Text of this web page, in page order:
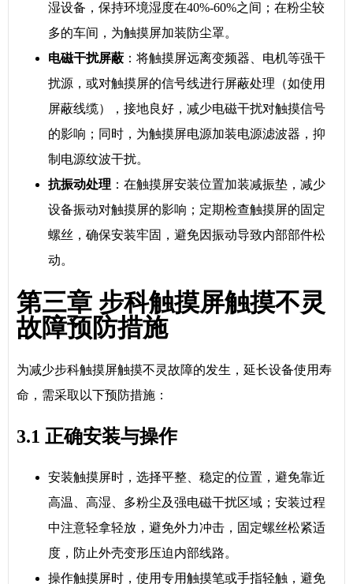
湿设备，保持环境湿度在40%-60%之间；在粉尘较
多的车间，为触摸屏加装防尘罩。
电磁干扰屏蔽 ：将触摸屏远离变频器、电机等强干
扰源，或对触摸屏的信号线进行屏蔽处理（如使用
屏蔽线缆），接地良好，减少电磁干扰对触摸信号
的影响；同时，为触摸屏电源加装电源滤波器，抑
制电源纹波干扰。
抗振动处理 ：在触摸屏安装位置加装减振垫，减少
设备振动对触摸屏的影响；定期检查触摸屏的固定
螺丝，确保安装牢固，避免因振动导致内部部件松
动。
第三章 步科触摸屏触摸不灵
故障预防措施
为减少步科触摸屏触摸不灵故障的发生，延长设备使用寿
命，需采取以下预防措施：
3.1 正确安装与操作
安装触摸屏时，选择平整、稳定的位置，避免靠近
高温、高湿、多粉尘及强电磁干扰区域；安装过程
中注意轻拿轻放，避免外力冲击，固定螺丝松紧适
度，防止外壳变形压迫内部线路。
操作触摸屏时，使用专用触摸笔或手指轻触，避免